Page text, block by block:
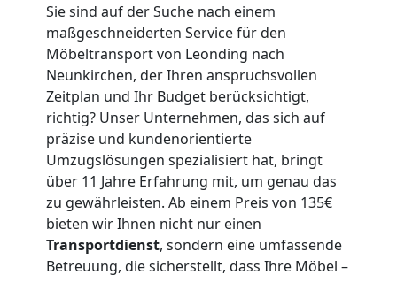
Sie sind auf der Suche nach einem
maßgeschneiderten Service für den
Möbeltransport von Leonding nach
Neunkirchen, der Ihren anspruchsvollen
Zeitplan und Ihr Budget berücksichtigt,
richtig? Unser Unternehmen, das sich auf
präzise und kundenorientierte
Umzugslösungen spezialisiert hat, bringt
über 11 Jahre Erfahrung mit, um genau das
zu gewährleisten. Ab einem Preis von 135€
bieten wir Ihnen nicht nur einen
Transportdienst, sondern eine umfassende
Betreuung, die sicherstellt, dass Ihre Möbel –
Umzug
Leonding
Mann